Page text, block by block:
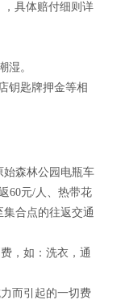
具体赔付细则详
湿。
钥匙牌押金等相
始森林公园电瓶车
60元/人、热带花
合点的往返交通
，如：洗衣，通
而引起的一切费